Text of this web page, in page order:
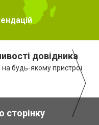
довідника
будь-якому пристрої
сторінку